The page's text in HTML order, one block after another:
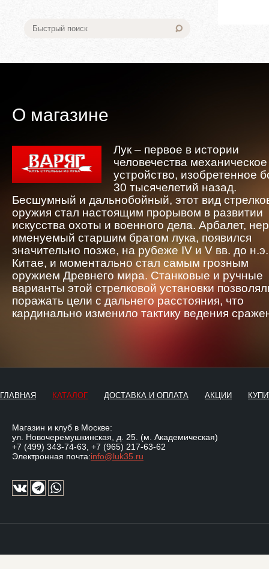
О магазине
Лук – первое в истории
человечества механическое
устройство, изобретенное
30 тысячелетий назад.
Бесшумный и дальнобойный, этот вид
оружия стал настоящим прорывом в развитии
искусства охоты и военного дела. Арбалет,
именуемый старшим братом лука, появился
значительно позже, на рубеже IV и V вв. до
Китае, и моментально стал самым грозным
оружием Древнего мира. Станковые и ручные
варианты этой стрелковой установки
поражать цели с дальнего расстояния, что
кардинально изменило тактику ведения
ГЛАВНАЯ КАТАЛОГ ДОСТАВКА И ОПЛАТА АКЦИИ
Магазин и клуб в Москве:
ул. Новочеремушкинская, д. 25. (м. Академическая)
+7 (499) 343-74-63 +7 (965) 217-63-62
Электронная почта:info@luk35.ru